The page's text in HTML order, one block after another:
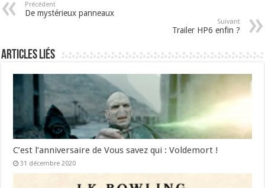
Précédent
De mystérieux panneaux
Suivant
Trailer HP6 enfin ?
Articles liés
C’est l’anniversaire de Vous savez qui : Voldemort !
31 décembre 2020